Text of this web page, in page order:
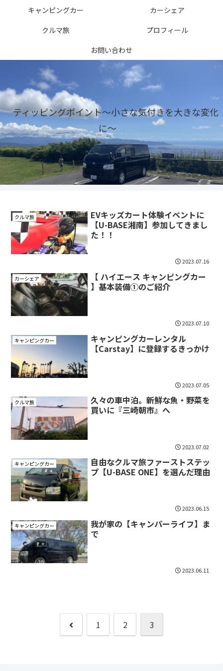
ティッピングポイント〜小さな気付きを大きな変化
に〜
キャンピングカー
カーシェア
クルマ旅
プロフィール
お問い合わせ
クルマ旅
EVキッズカート体験イベントに
【U-BASE湘南】参加してきまし
た！！
2023.07.16
カーシェア
【 ハイエース キャンピングカー
】基本装備①のご紹介
2023.07.10
キャンピングカー
キャンピングカーレンタル
【Carstay】に登録するきっかけ
2023.07.05
クルマ旅
久々の車中泊。新鮮な魚・野菜を
買いに『三崎朝市』へ
2023.07.02
キャンピングカー
自由なクルマ旅ファーストステッ
プ【U-BASE ONE】を選んだ理由
2023.06.15
キャンピングカー
我が家の【キャンパーライフ】ま
で
2023.06.11
前
1 2 3